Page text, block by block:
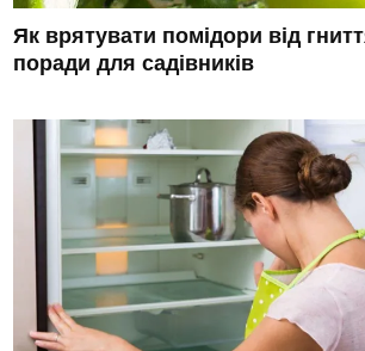
Як врятувати помідори від
поради для садівників